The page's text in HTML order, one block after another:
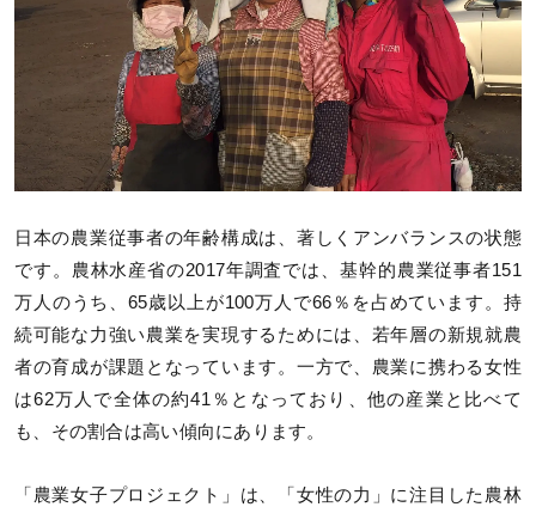
日本の農業従事者の年齢構成は、著しくアンバランスの状態
です。農林水産省の2017年調査では、基幹的農業従事者151
万人のうち、65歳以上が100万人で66％を占めています。持
続可能な力強い農業を実現するためには、若年層の新規就農
者の育成が課題となっています。一方で、農業に携わる女性
は62万人で全体の約41％となっており、他の産業と比べて
も、その割合は高い傾向にあります。
「農業女子プロジェクト」は、「女性の力」に注目した農林